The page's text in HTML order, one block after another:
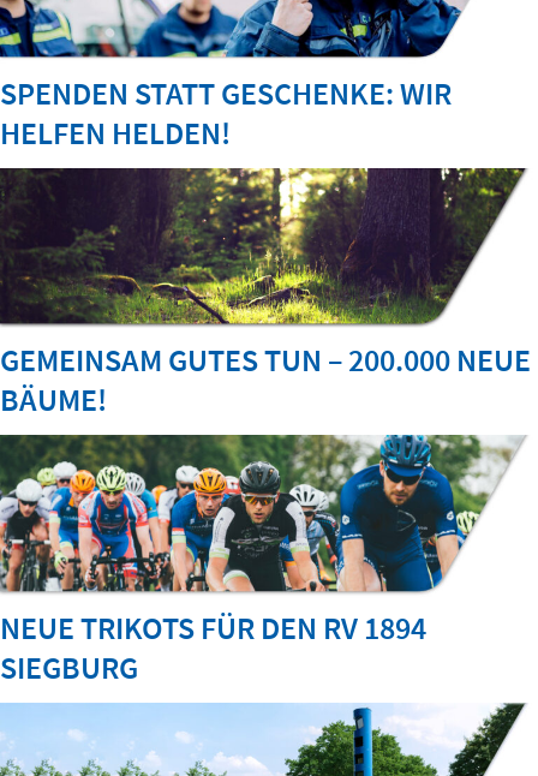
SPENDEN STATT GESCHENKE: WIR
HELFEN HELDEN!
GEMEINSAM GUTES TUN – 200.000 NEUE
BÄUME!
NEUE TRIKOTS FÜR DEN RV 1894
SIEGBURG